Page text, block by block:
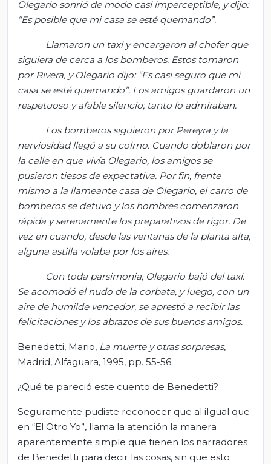
Olegario sonrió de modo casi imperceptible, y dijo:
“Es posible que mi casa se esté quemando”.
Llamaron un taxi y encargaron al chofer que
siguiera de cerca a los bomberos. Estos tomaron
por Rivera, y Olegario dijo: “Es casi seguro que mi
casa se esté quemando”. Los amigos guardaron un
respetuoso y afable silencio; tanto lo admiraban.
Los bomberos siguieron por Pereyra y la
nerviosidad llegó a su colmo. Cuando doblaron por
la calle en que vivía Olegario, los amigos se
pusieron tiesos de expectativa. Por fin, frente
mismo a la llameante casa de Olegario, el carro de
bomberos se detuvo y los hombres comenzaron
rápida y serenamente los preparativos de rigor. De
vez en cuando, desde las ventanas de la planta alta,
alguna astilla volaba por los aires.
Con toda parsimonia, Olegario bajó del taxi.
Se acomodó el nudo de la corbata, y luego, con un
aire de humilde vencedor, se aprestó a recibir las
felicitaciones y los abrazos de sus buenos amigos.
Benedetti, Mario, La muerte y otras sorpresas,
Madrid, Alfaguara, 1995, pp. 55-56.
¿Qué te pareció este cuento de Benedetti?
Seguramente pudiste reconocer que al iIgual que
en “El Otro Yo”, llama la atención la manera
aparentemente simple que tienen los narradores
de Benedetti para decir las cosas, sin que esto